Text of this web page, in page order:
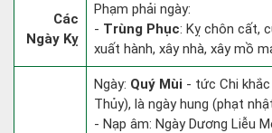
Các
Ngày Kỵ
Phạm phải ngày:
- Trùng Phục: Kỵ chôn cất,
xuất hành, xây nhà, xây mồ
Ngày: Quý Mùi - tức Chi
Thủy), là ngày hung (phạt
- Nạp âm: Ngày Dương Liễu